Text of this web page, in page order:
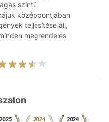
szintű
középpontjában
teljesítése áll,
megrendelés